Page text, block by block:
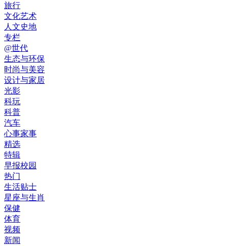
旅行
文化艺术
人文史地
专栏
@世代
生态与环保
时尚与美容
设计与家居
光影
科玩
科普
汽车
心事家事
精选
特辑
早报校园
热门
生活贴士
星座与生肖
保健
体育
视频
新闻